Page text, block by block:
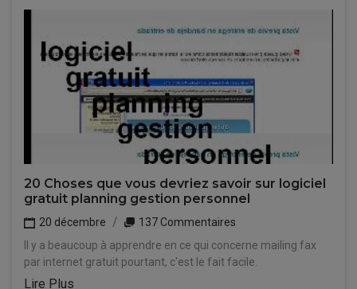
20 Choses que vous devriez savoir sur logiciel
gratuit planning gestion personnel
20 décembre
137 Commentaires
Il y a beaucoup à apprendre en ce qui concerne mailing fax
par internet gratuit pourtant, c'est le fait facile.
Lire Plus